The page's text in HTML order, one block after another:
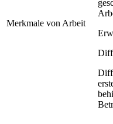
Merkmale von Arbeit